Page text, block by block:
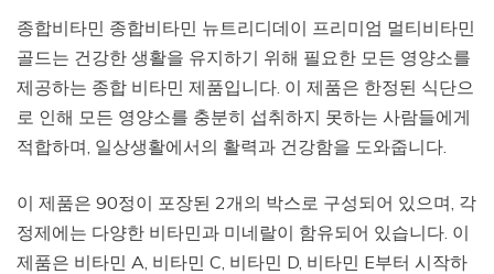
종합비타민 종합비타민 뉴트리디데이 프리미엄 멀티비타민
골드는 건강한 생활을 유지하기 위해 필요한 모든 영양소를
제공하는 종합 비타민 제품입니다. 이 제품은 한정된 식단으
로 인해 모든 영양소를 충분히 섭취하지 못하는 사람들에게
적합하며, 일상생활에서의 활력과 건강함을 도와줍니다.
이 제품은 90정이 포장된 2개의 박스로 구성되어 있으며, 각
정제에는 다양한 비타민과 미네랄이 함유되어 있습니다. 이
제품은 비타민 A, 비타민 C, 비타민 D, 비타민 E부터 시작하